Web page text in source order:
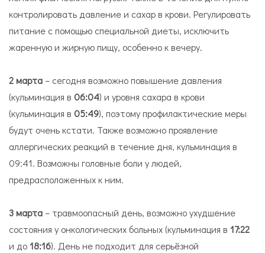
контролировать давление и сахар в крови. Регулировать
питание с помощью специальной диеты, исключить
жаренную и жирную пищу, особенно к вечеру.
2 марта – сегодня возможно повышение давления
(кульминация в 06:04) и уровня сахара в крови
(кульминация в 05:49), поэтому профилактические меры
будут очень кстати. Также возможно проявление
аллергических реакций в течение дня, кульминация в
09:41. Возможны головные боли у людей,
предрасположенных к ним.
3 марта – травмоопасный день, возможно ухудшение
состояния у онкологических больных (кульминация в 17:22
и до18:16). День не подходит для серьёзной